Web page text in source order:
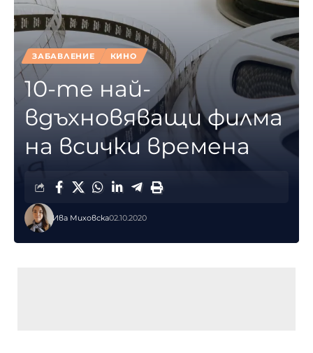
ЗАБАВЛЕНИЕ КИНО
10-те най-
вдъхновяващи филма
на всички времена
Ива Миховска02.10.2020